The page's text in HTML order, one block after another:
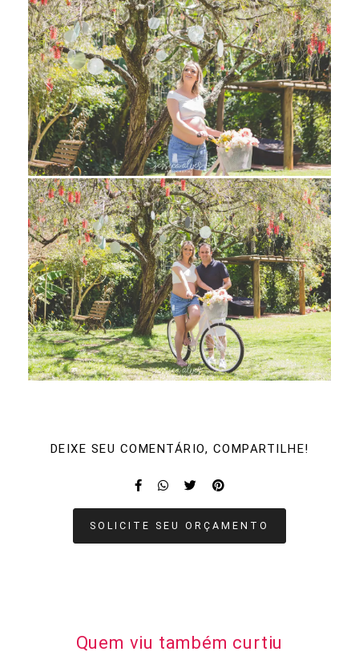
DEIXE SEU COMENTÁRIO, COMPARTILHE!
SOLICITE SEU ORÇAMENTO
Quem viu também curtiu